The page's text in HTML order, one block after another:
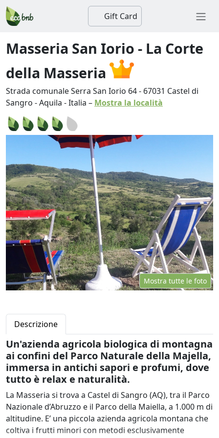
Gift Card
Masseria San Iorio - La Corte
della Masseria
Strada comunale Serra San Iorio 64- 67031 Castel di
Sangro -Aquila -Italia – Mostra la località
Mostra tutte le foto
Descrizione
Un'azienda agricola biologica di montagna
ai confini del Parco Naturale della Majella,
immersa in antichi sapori e profumi, dove
tutto è relax e naturalità.
La Masseria si trova a Castel di Sangro (AQ), tra il Parco
Nazionale d’Abruzzo e il Parco della Maiella, a 1.000 m di
altitudine. E’ una piccola azienda agricola montana che
coltiva i frutti minori con metodi esclusivamente